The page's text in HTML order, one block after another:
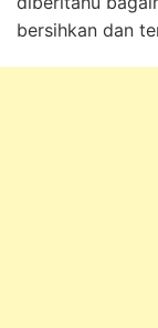
bersihkan dan